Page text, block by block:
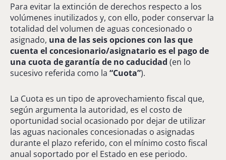
Para evitar la extinción de derechos respecto a los
volúmenes inutilizados y, con ello, poder conservar la
totalidad del volumen de aguas concesionado o
asignado, una de las seis opciones con las que
cuenta el concesionario/asignatario es el pago de
una cuota de garantía de no caducidad (en lo
sucesivo referida como la “Cuota”).
La Cuota es un tipo de aprovechamiento fiscal que,
según argumenta la autoridad, es el costo de
oportunidad social ocasionado por dejar de utilizar
las aguas nacionales concesionadas o asignadas
durante el plazo referido, con el mínimo costo fiscal
anual soportado por el Estado en ese periodo.